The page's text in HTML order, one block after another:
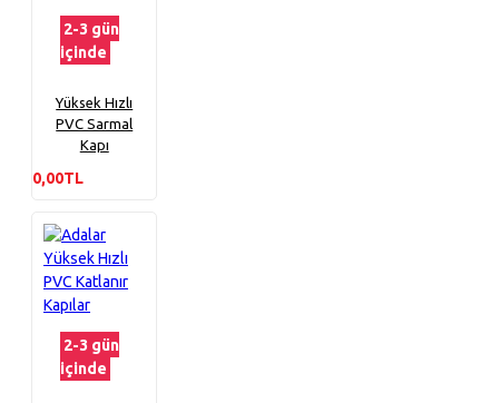
2-3 gün
içinde
Yüksek Hızlı
PVC Sarmal
Kapı
0,00TL
2-3 gün
içinde